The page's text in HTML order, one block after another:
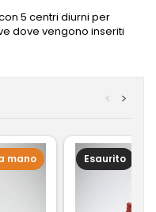
5 centri diurni per
dove vengono inseriti
>
<
mano Esaurito